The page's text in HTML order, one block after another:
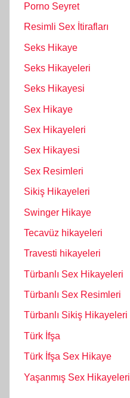
Porno Seyret
Resimli Sex İtirafları
Seks Hikaye
Seks Hikayeleri
Seks Hikayesi
Sex Hikaye
Sex Hikayeleri
Sex Hikayesi
Sex Resimleri
Sikiş Hikayeleri
Swinger Hikaye
Tecavüz hikayeleri
Travesti hikayeleri
Türbanlı Sex Hikayeleri
Türbanlı Sex Resimleri
Türbanlı Sikiş Hikayeleri
Türk İfşa
Türk İfşa Sex Hikaye
Yaşanmış Sex Hikayeleri